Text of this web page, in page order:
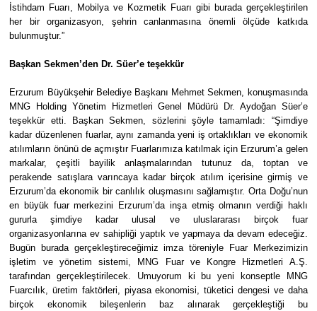
İstihdam Fuarı, Mobilya ve Kozmetik Fuarı gibi burada gerçekleştirilen
her bir organizasyon, şehrin canlanmasına önemli ölçüde katkıda
bulunmuştur.”
Başkan Sekmen’den Dr. Süer’e teşekkür
Erzurum Büyükşehir Belediye Başkanı Mehmet Sekmen, konuşmasında
MNG Holding Yönetim Hizmetleri Genel Müdürü Dr. Aydoğan Süer’e
teşekkür etti. Başkan Sekmen, sözlerini şöyle tamamladı: “Şimdiye
kadar düzenlenen fuarlar, aynı zamanda yeni iş ortaklıkları ve ekonomik
atılımların önünü de açmıştır Fuarlarımıza katılmak için Erzurum’a gelen
markalar, çeşitli bayilik anlaşmalarından tutunuz da, toptan ve
perakende satışlara varıncaya kadar birçok atılım içerisine girmiş ve
Erzurum’da ekonomik bir canlılık oluşmasını sağlamıştır. Orta Doğu’nun
en büyük fuar merkezini Erzurum’da inşa etmiş olmanın verdiği haklı
gururla şimdiye kadar ulusal ve uluslararası birçok fuar
organizasyonlarına ev sahipliği yaptık ve yapmaya da devam edeceğiz.
Bugün burada gerçekleştireceğimiz imza töreniyle Fuar Merkezimizin
işletim ve yönetim sistemi, MNG Fuar ve Kongre Hizmetleri A.Ş.
tarafından gerçekleştirilecek. Umuyorum ki bu yeni konseptle MNG
Fuarcılık, üretim faktörleri, piyasa ekonomisi, tüketici dengesi ve daha
birçok ekonomik bileşenlerin baz alınarak gerçekleştiği bu